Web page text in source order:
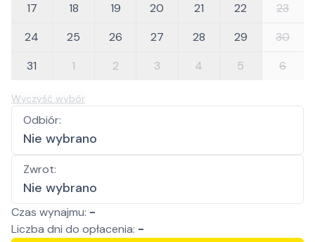
17
18 19 20 21 22
23
24
25 26 27 28 29
30
31
1 2 3 4 5 6
Wyczyść wybór
Odbiór:
Nie wybrano
Zwrot:
Nie wybrano
Czas wynajmu: -
Liczba dni do opłacenia: -